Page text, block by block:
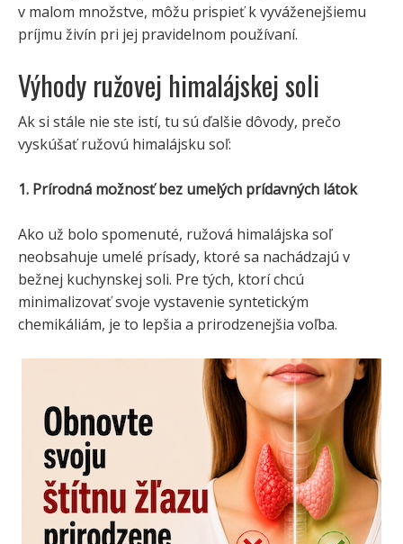
v malom množstve, môžu prispieť k vyváženejšiemu
príjmu živín pri jej pravidelnom používaní.
Výhody ružovej himalájskej soli
Ak si stále nie ste istí, tu sú ďalšie dôvody, prečo
vyskúšať ružovú himalájsku soľ:
1. Prírodná možnosť bez umelých prídavných látok
Ako už bolo spomenuté, ružová himalájska soľ
neobsahuje umelé prísady, ktoré sa nachádzajú v
bežnej kuchynskej soli. Pre tých, ktorí chcú
minimalizovať svoje vystavenie syntetickým
chemikáliám, je to lepšia a prirodzenejšia voľba.